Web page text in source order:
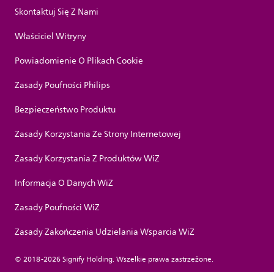
Skontaktuj Się Z Nami
Właściciel Witryny
Powiadomienie O Plikach Cookie
Zasady Poufności Philips
Bezpieczeństwo Produktu
Zasady Korzystania Ze Strony Internetowej
Zasady Korzystania Z Produktów WiZ
Informacja O Danych WiZ
Zasady Poufności WiZ
Zasady Zakończenia Udzielania Wsparcia WiZ
© 2018-2026 Signify Holding. Wszelkie prawa zastrzeżone.